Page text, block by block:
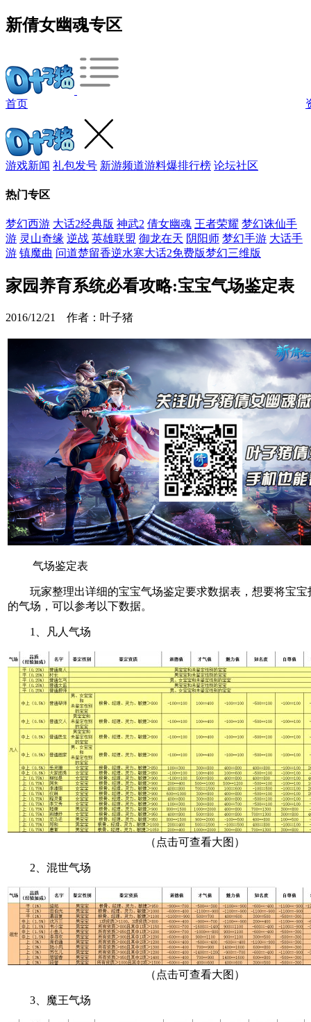
新倩女幽魂专区
首页
游戏新闻 礼包发号 新游频道游料爆排行榜 论坛社区
热门专区
梦幻西游 大话2经典版 神武2 倩女幽魂 王者荣耀 梦幻诛仙手
游 灵山奇缘 逆战 英雄联盟 御龙在天 阴阳师 梦幻手游 大话手
游 镇魔曲 问道楚留香逆水寒大话2免费版梦幻三维版
家园养育系统必看攻略:宝宝气场鉴定表
2016/12/21 作者：叶子猪
气场鉴定表
玩家整理出详细的宝宝气场鉴定要求数据表，想要将宝宝
的气场，可以参考以下数据。
1、凡人气场
（点击可查看大图）
2、混世气场
（点击可查看大图）
3、魔王气场